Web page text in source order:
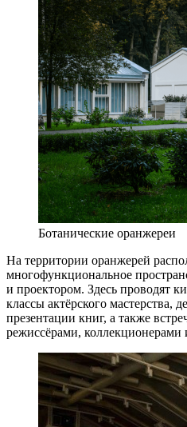
Ботанические оранжереи
На территории оранжерей
многофункциональное
и проектором. Здесь проводят
классы актёрского мастерства,
презентации книг, а также
режиссёрами,